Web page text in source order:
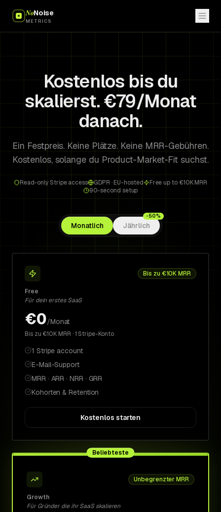
NoNoise
METRICS
Kostenlos bis du
skalierst. €79/Monat
danach.
Ein Festpreis. Keine Plätze. Keine MRR-Gebühren.
Kostenlos, solange du Product-Market-Fit suchst.
Read-only Stripe access GDPR · EU-hosted
Free up to €10K MRR
90-second setup
Monatlich Jährlich
-50%
Bis zu €10K MRR
Free
Für dein erstes SaaS
€0/Monat
Bis zu €10K MRR · 1 Stripe-Konto
1 Stripe account
E-Mail-Support
MRR · ARR · NRR · GRR
Kohorten & Retention
Kostenlos starten
Beliebteste
Unbegrenzter MRR
Growth
Für Gründer die ihr SaaS skalieren